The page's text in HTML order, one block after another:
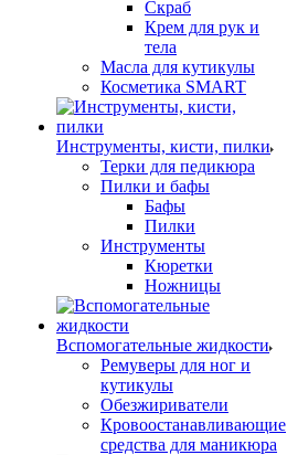
Скраб
Крем для рук и
тела
Масла для кутикулы
Косметика SMART
Инструменты, кисти, пилки
Терки для педикюра
Пилки и бафы
Бафы
Пилки
Инструменты
Кюретки
Ножницы
Вспомогательные жидкости
Ремуверы для ног и
кутикулы
Обезжириватели
Кровоостанавливающие
средства для маникюра